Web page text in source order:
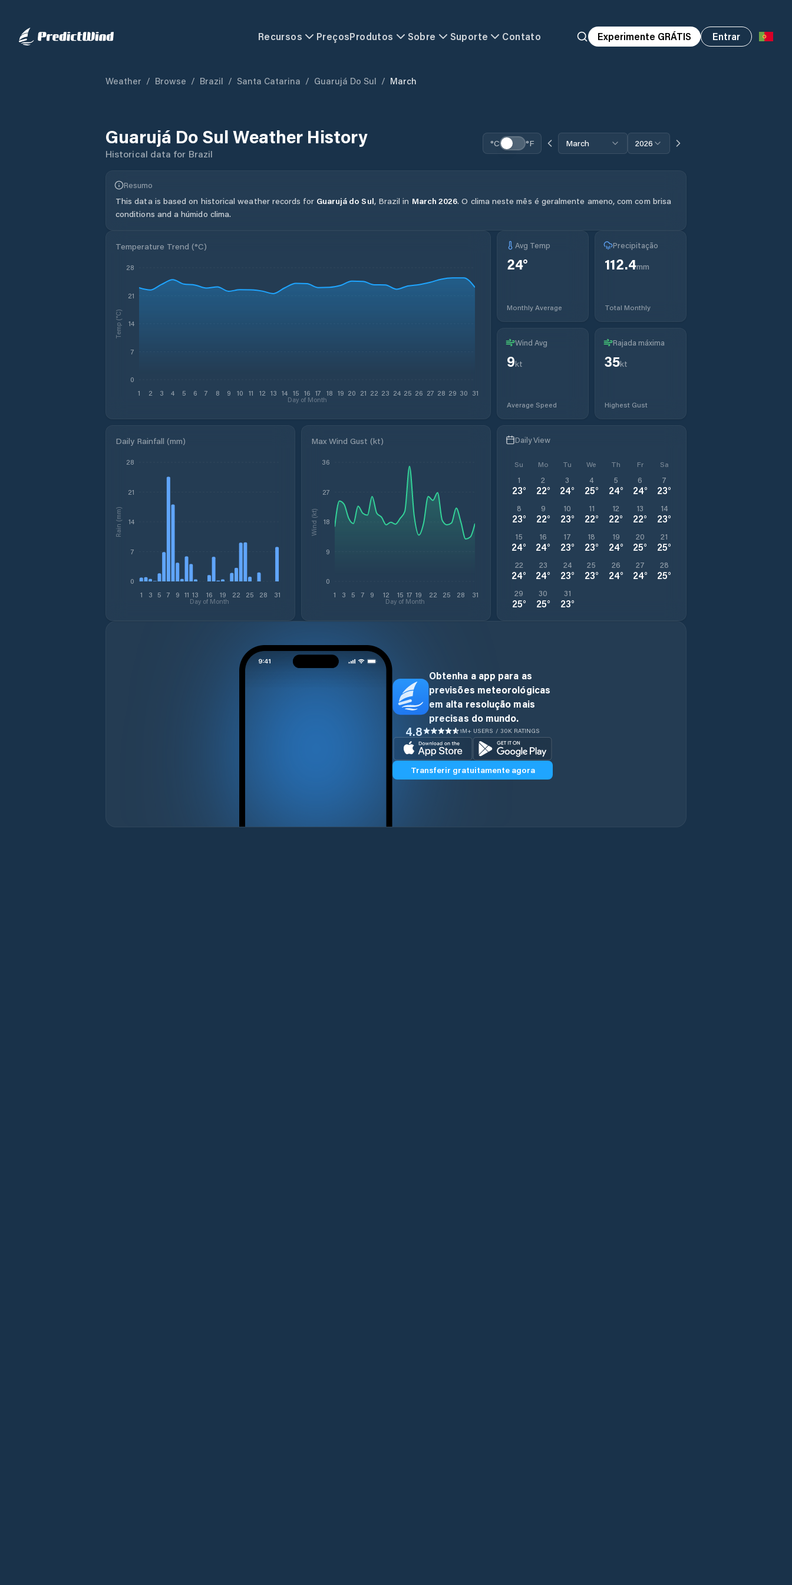
Recursos PreçosProdutos Sobre Suporte Contato Experimente GRÁTIS Entrar
Weather / Browse / Brazil / Santa Catarina / Guarujá Do Sul / March
Guarujá Do Sul Weather History
Historical data for Brazil
°C °F March 2026
Resumo
This data is based on historical weather records for Guarujá do Sul, Brazil in March 2026.O clima neste mês é geralmente ameno, com com brisa
conditions and a húmido clima.
Temperature Trend (°C)
1 2 3 4 5 6 7 8 9 10 11 12 13 14 15 16 17 18 19 20 21 22 23 24 25 26 27 28 29 30 31
Day of Month
0
7
14
21
28
Temp (°C)
Avg Temp
24°
Monthly Average
Precipitação
112.4mm
Total Monthly
Wind Avg
9kt
Average Speed
Rajada máxima
35kt
Highest Gust
Daily Rainfall (mm)
1 3 5 7 9 11 13 16 19 22 25 28 31
Day of Month
0
7
14
21
28
Rain (mm)
Max Wind Gust (kt)
1 3 5 7 9 12 15 17 19 22 25 28 31
Day of Month
0
9
18
27
36
Wind (kt)
Daily View
Su Mo Tu We Th Fr Sa
1
23°
2
22°
3
24°
4
25°
5
24°
6
24°
7
23°
8
23°
9
22°
10
23°
11
22°
12
22°
13
22°
14
23°
15
24°
16
24°
17
23°
18
23°
19
24°
20
25°
21
25°
22
24°
23
24°
24
23°
25
23°
26
24°
27
24°
28
25°
29
25°
30
25°
31
23°
Obtenha a app para as
previsões meteorológicas
em alta resolução mais
precisas do mundo.
4.8 1M+ USERS / 30K RATINGS
Transferir gratuitamente agora